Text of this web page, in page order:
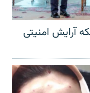
آرایش امنیتی